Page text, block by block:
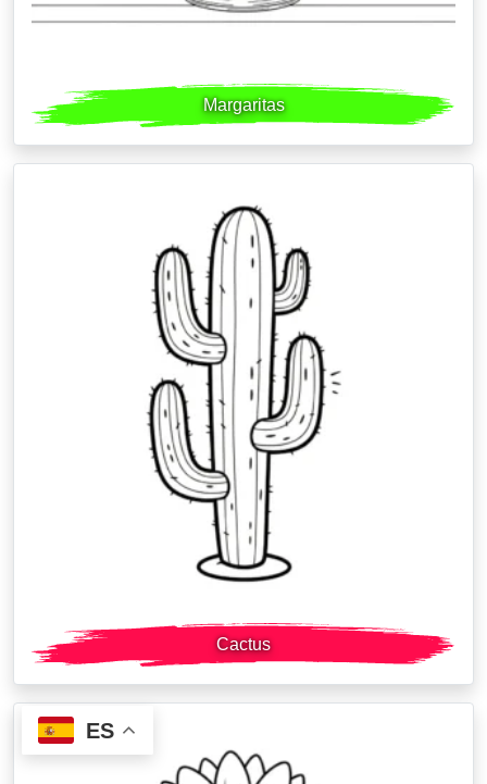
Margaritas
Cactus
ES